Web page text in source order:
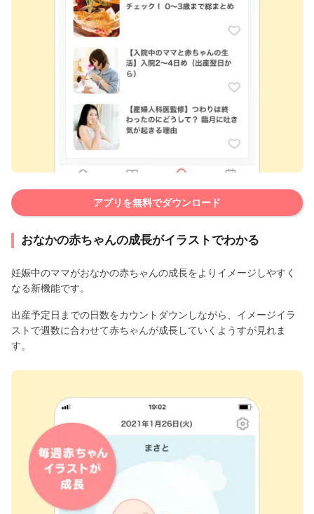
アプリを無料でダウンロード
おなかの赤ちゃんの成長がイラストでわかる
妊娠中のママがおなかの赤ちゃんの成長をよりイメージしやすく
なる新機能です。
出産予定日までの日数をカウントダウンしながら、イメージイラ
ストで週数に合わせて赤ちゃんが成長していくようすが見れま
す。